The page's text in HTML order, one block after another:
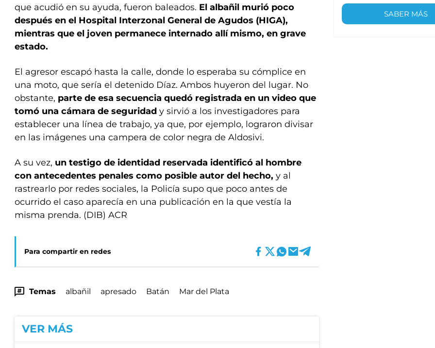
que acudió en su ayuda, fueron baleados. El albañil murió poco
después en el Hospital Interzonal General de Agudos (HIGA),
mientras que el joven permanece internado allí mismo, en grave
estado.
El agresor escapó hasta la calle, donde lo esperaba su cómplice en
una moto, que sería el detenido Díaz. Ambos huyeron del lugar. No
obstante, parte de esa secuencia quedó registrada en un video que
tomó una cámara de seguridad y sirvió a los investigadores para
establecer una línea de trabajo, ya que, por ejemplo, lograron divisar
en las imágenes una campera de color negra de Aldosivi.
A su vez, un testigo de identidad reservada identificó al hombre
con antecedentes penales como posible autor del hecho, y al
rastrearlo por redes sociales, la Policía supo que poco antes de
ocurrido el caso aparecía en una publicación en la que vestía la
misma prenda. (DIB) ACR
Para compartir en redes
Temas albañil apresado Batán Mar del Plata
VER MÁS
SABER MÁS